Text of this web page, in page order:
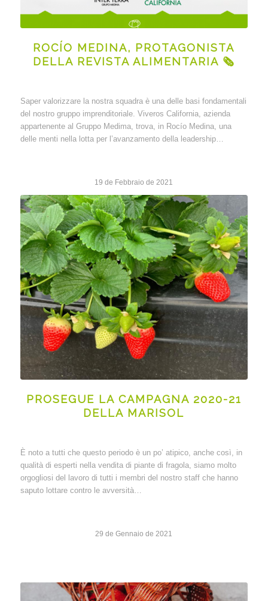
ROCÍO MEDINA, PROTAGONISTA
DELLA REVISTA ALIMENTARIA 🗞
Saper valorizzare la nostra squadra è una delle basi fondamentali
del nostro gruppo imprenditoriale. Viveros California, azienda
appartenente al Gruppo Medima, trova, in Rocío Medina, una
delle menti nella lotta per l’avanzamento della leadership…
19 de Febbraio de 2021
PROSEGUE LA CAMPAGNA 2020-21
DELLA MARISOL
È noto a tutti che questo periodo è un po’ atipico, anche così, in
qualità di esperti nella vendita di piante di fragola, siamo molto
orgogliosi del lavoro di tutti i membri del nostro staff che hanno
saputo lottare contro le avversità…
29 de Gennaio de 2021